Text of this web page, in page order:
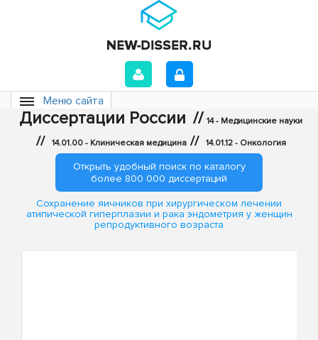
Меню сайта
Диссертации России // 14 - Медицинские науки
// 14.01.00 - Клиническая медицина // 14.01.12 - Онкология
Открыть удобный поиск по каталогу
более 800 000 диссертаций
Сохранение яичников при хирургическом лечении
атипической гиперплазии и рака эндометрия у женщин
репродуктивного возраста